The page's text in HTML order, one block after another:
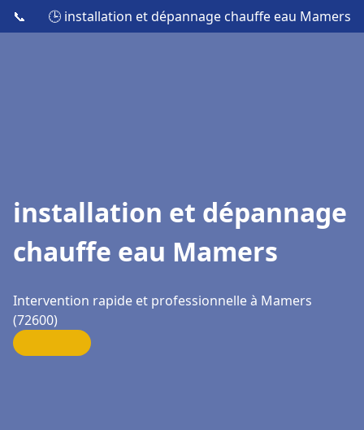
📞 🕒 installation et dépannage chauffe eau Mamers
installation et dépannage
chauffe eau Mamers
Intervention rapide et professionnelle à Mamers
(72600)